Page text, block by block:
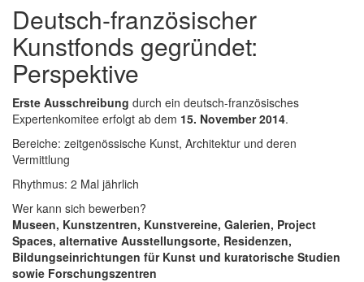
Deutsch-französischer
Kunstfonds gegründet:
Perspektive
Erste Ausschreibung durch ein deutsch-französisches
Expertenkomitee erfolgt ab dem 15. November 2014.
Bereiche: zeitgenössische Kunst, Architektur und deren
Vermittlung
Rhythmus: 2 Mal jährlich
Wer kann sich bewerben?
Museen, Kunstzentren, Kunstvereine, Galerien, Project
Spaces, alternative Ausstellungsorte, Residenzen,
Bildungseinrichtungen für Kunst und kuratorische Studien
sowie Forschungszentren